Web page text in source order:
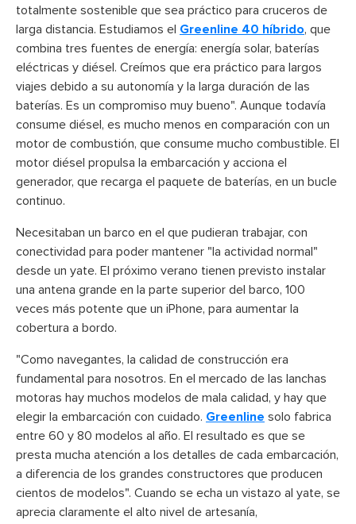
totalmente sostenible que sea práctico para cruceros de
larga distancia. Estudiamos el Greenline 40 híbrido, que
combina tres fuentes de energía: energía solar, baterías
eléctricas y diésel. Creímos que era práctico para largos
viajes debido a su autonomía y la larga duración de las
baterías. Es un compromiso muy bueno". Aunque todavía
consume diésel, es mucho menos en comparación con un
motor de combustión, que consume mucho combustible. El
motor diésel propulsa la embarcación y acciona el
generador, que recarga el paquete de baterías, en un bucle
continuo.
Necesitaban un barco en el que pudieran trabajar, con
conectividad para poder mantener "la actividad normal"
desde un yate. El próximo verano tienen previsto instalar
una antena grande en la parte superior del barco, 100
veces más potente que un iPhone, para aumentar la
cobertura a bordo.
"Como navegantes, la calidad de construcción era
fundamental para nosotros. En el mercado de las lanchas
motoras hay muchos modelos de mala calidad, y hay que
elegir la embarcación con cuidado. Greenline solo fabrica
entre 60 y 80 modelos al año. El resultado es que se
presta mucha atención a los detalles de cada embarcación,
a diferencia de los grandes constructores que producen
cientos de modelos". Cuando se echa un vistazo al yate, se
aprecia claramente el alto nivel de artesanía,